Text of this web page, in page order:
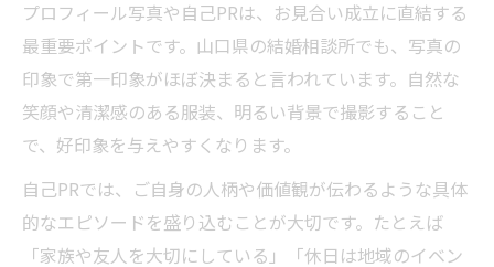
プロフィール写真や自己PRは、お見合い成立に直結する
最重要ポイントです。山口県の結婚相談所でも、写真の
印象で第一印象がほぼ決まると言われています。自然な
笑顔や清潔感のある服装、明るい背景で撮影すること
で、好印象を与えやすくなります。
自己PRでは、ご自身の人柄や価値観が伝わるような具体
的なエピソードを盛り込むことが大切です。たとえば
「家族や友人を大切にしている」「休日は地域のイベン